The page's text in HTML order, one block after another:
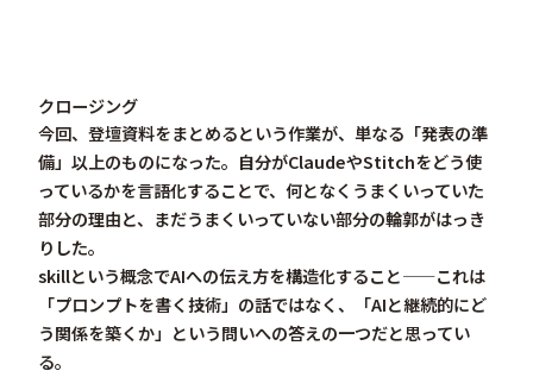
クロージング
今回、登壇資料をまとめるという作業が、単なる「発表の準
備」以上のものになった。自分がClaudeやStitchをどう使
っているかを言語化することで、 何となくうまくいっていた
部分の理由と、まだうまくいっていない部分の輪郭がはっき
りした。
skillという概念でAIへの伝え方を構造化すること——これは
「プロンプトを書く技術」の話ではなく、「AIと継続的にど
う関係を築くか」という問いへの答えの一つだと思ってい
る。